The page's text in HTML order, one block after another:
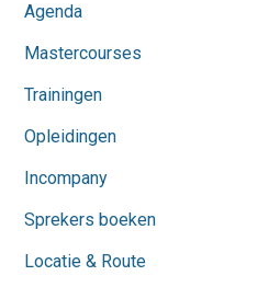
Agenda
Mastercourses
Trainingen
Opleidingen
Incompany
Sprekers boeken
Locatie & Route